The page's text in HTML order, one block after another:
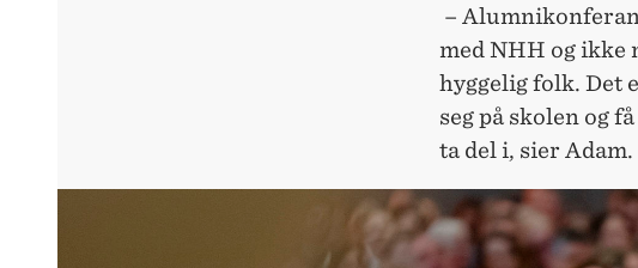
–
med NHH og ikke
hyggelig folk. Det
seg på skolen og
ta del i, sier Adam.